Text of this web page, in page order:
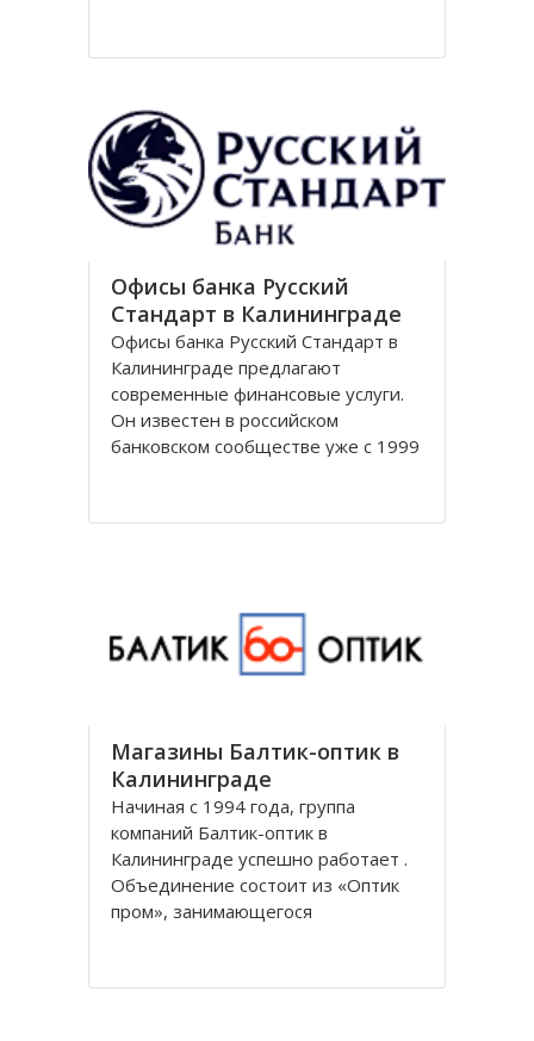
стал одним из первых
Союзе, организованных в конце
80-х годов. Позже он был включен
в
Офисы банка Русский
Стандарт в Калининграде
Офисы банка Русский Стандарт в
Калининграде предлагают
современные финансовые услуги.
Он известен в российском
банковском сообществе уже с 1999
настоящее время он является
Магазины Балтик-оптик в
Калининграде
Начиная с 1994 года, группа
компаний Балтик-оптик в
Калининграде успешно работает .
Объединение состоит из «Оптик
пром», занимающегося
оптическая компания,